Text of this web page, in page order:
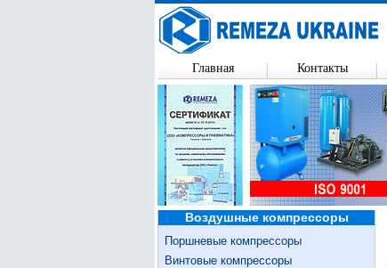
Воздушные компрессоры
Поршневые компрессоры
Винтовые компрессоры
Главная Контакты